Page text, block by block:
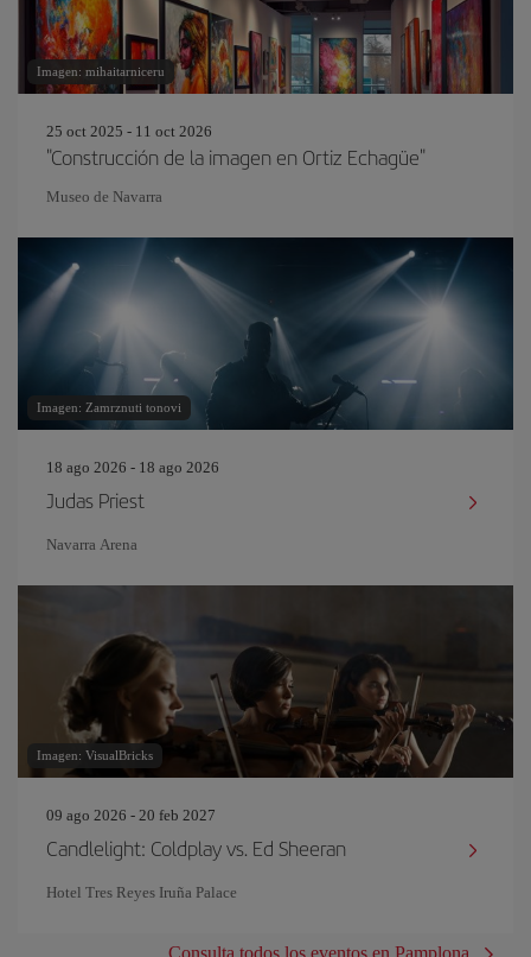
Imagen: mihaitarniceru
25 oct 2025 - 11 oct 2026
"Construcción de la imagen en Ortiz Echagüe"
Museo de Navarra
Imagen: Zamrznuti tonovi
18 ago 2026 - 18 ago 2026
Judas Priest
Navarra Arena
Imagen: VisualBricks
09 ago 2026 - 20 feb 2027
Candlelight: Coldplay vs. Ed Sheeran
Hotel Tres Reyes Iruña Palace
Consulta todos los eventos en Pamplona